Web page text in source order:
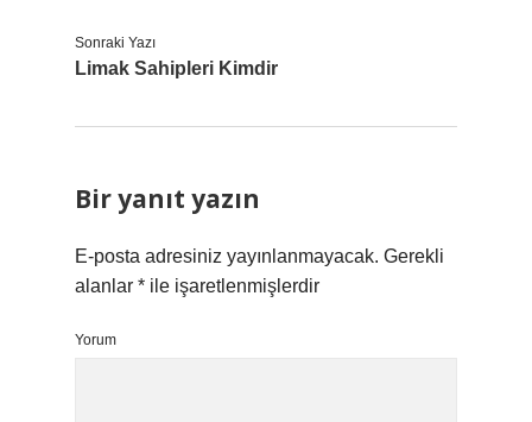
Sonraki Yazı
Limak Sahipleri Kimdir
Bir yanıt yazın
E-posta adresiniz yayınlanmayacak. Gerekli
alanlar * ile işaretlenmişlerdir
Yorum